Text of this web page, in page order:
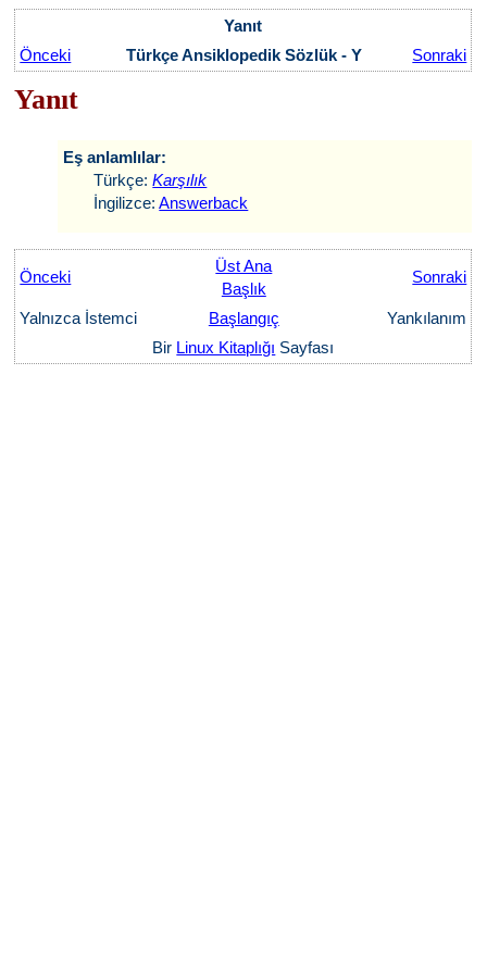
Yanıt
Önceki
Türkçe Ansiklopedik Sözlük - Y Sonraki
Yanıt
Eş anlamlılar:
Türkçe:Karşılık
İngilizce:Answerback
Önceki
Üst Ana
Başlık
Sonraki
Yalnızca İstemci Başlangıç
Yankılanım
Bir Linux Kitaplığı Sayfası